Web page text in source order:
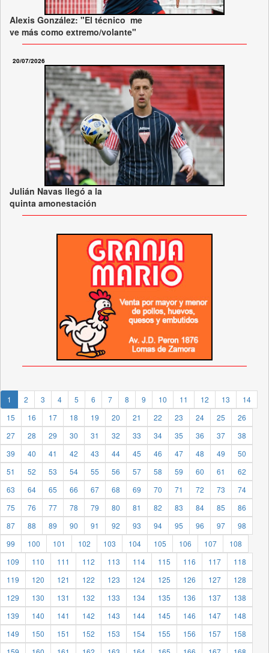
Alexis González: "El técnico me
ve más como extremo/volante"
20/07/2026
Julián Navas llegó a la
quinta amonestación
1 2 3 4 5 6 7 8 9 10 11 12 13
14
15
16 17 18 19 20 21 22 23 24 25
26
27
28 29 30 31 32 33 34 35 36 37
38
39
40 41 42 43 44 45 46 47 48 49
50
51
52 53 54 55 56 57 58 59 60 61
62
63
64 65 66 67 68 69 70 71 72 73
74
75
76 77 78 79 80 81 82 83 84 85
86
87
88 89 90 91 92 93 94 95 96 97
98
99
100 101 102 103 104 105 106 107
108
109
110 111 112 113 114 115 116 117
118
119
120 121 122 123 124 125 126 127
128
129
130 131 132 133 134 135 136 137
138
139
140 141 142 143 144 145 146 147
148
149
150 151 152 153 154 155 156 157
158